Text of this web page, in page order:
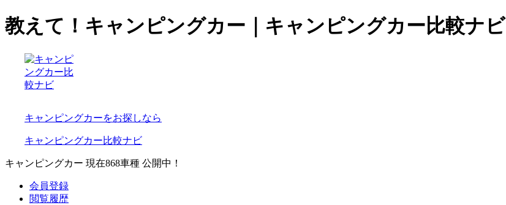
教えて！キャンピングカー｜キャンピングカー比較ナビ
キャンピングカーをお探しなら
キャンピングカー比較ナビ
キャンピングカー 現在868車種 公開中！
会員登録
閲覧履歴